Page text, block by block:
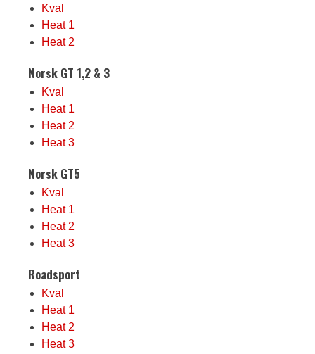
Kval
Heat 1
Heat 2
Norsk GT 1,2 & 3
Kval
Heat 1
Heat 2
Heat 3
Norsk GT5
Kval
Heat 1
Heat 2
Heat 3
Roadsport
Kval
Heat 1
Heat 2
Heat 3